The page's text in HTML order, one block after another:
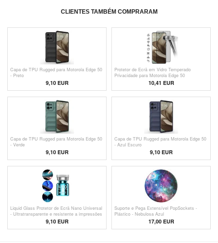
CLIENTES TAMBÉM COMPRARAM
Capa de TPU Rugged para Motorola Edge 50
- Preto
9,10 EUR
Protetor de Ecrã em Vidro Temperado
Privacidade para Motorola Edge 50
10,41 EUR
Capa de TPU Rugged para Motorola Edge 50
- Verde
9,10 EUR
Capa de TPU Rugged para Motorola Edge 50
- Azul Escuro
9,10 EUR
Liquid Glass Protetor de Ecrã Nano Universal
- Ultratransparente e resistente a impressões
9,10 EUR
Suporte e Pega Extensível PopSockets -
Plástico - Nebulosa Azul
17,00 EUR